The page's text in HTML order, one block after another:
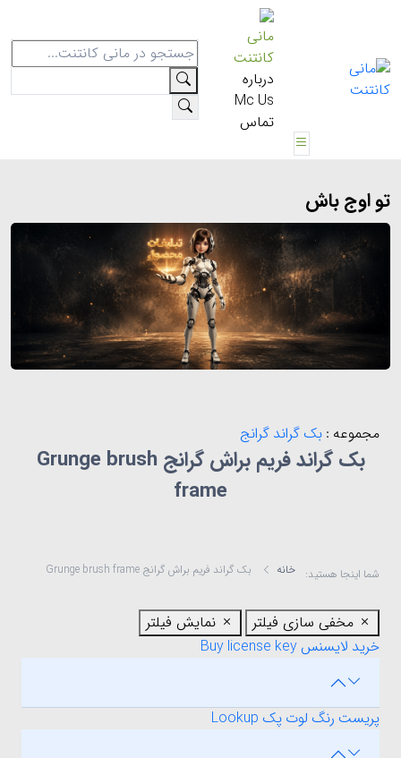
مانی
کانتنت
درباره
Mc Us
تماس
تو اوج باش
مجموعه : بک گراند گرانج
بک گراند فریم براش گرانج Grunge brush
frame
شما اینجا هستید: خانه بک گراند فریم براش گرانج Grunge brush frame
مخفی سازی فیلتر
نمایش فیلتر
خرید لایسنس Buy license key
پریست رنگ لوت پک Lookup